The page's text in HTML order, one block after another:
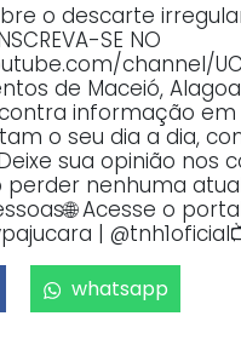
o descarte
SE NO
channel/
de Maceió,
informação
o seu dia a dia,
sua opinião
nenhuma
Acesse o
|
whatsapp